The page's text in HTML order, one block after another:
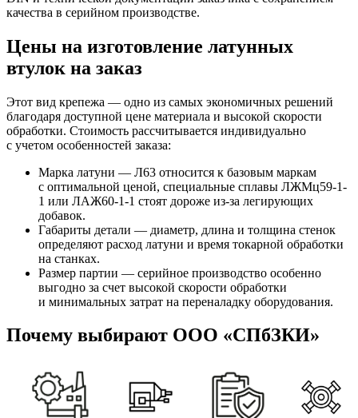
качества в серийном производстве.
Цены на изготовление латунных
втулок на заказ
Этот вид крепежа — одно из самых экономичных решений
благодаря доступной цене материала и высокой скорости
обработки. Стоимость рассчитывается индивидуально
с учетом особенностей заказа:
Марка латуни — Л63 относится к базовым маркам
с оптимальной ценой, специальные сплавы ЛЖМц59-1-
1 или ЛАЖ60-1-1 стоят дороже из-за легирующих
добавок.
Габариты детали — диаметр, длина и толщина стенок
определяют расход латуни и время токарной обработки
на станках.
Размер партии — серийное производство особенно
выгодно за счет высокой скорости обработки
и минимальных затрат на переналадку оборудования.
Почему выбирают ООО «СПбЗКИ»